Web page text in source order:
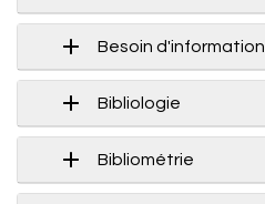
Besoin d'information
Bibliologie
Bibliométrie